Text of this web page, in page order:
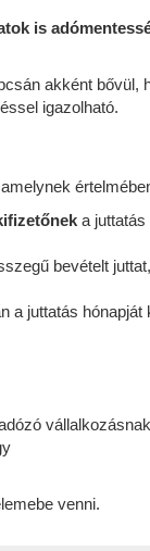
is
akként bővül,
igazolható.
a juttatás
bevételt
a juttatás hónapját
venni.